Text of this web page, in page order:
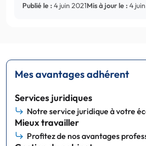
Publié le : 4 juin 2021Mis à jour le : 4
Mes avantages adhérent
Services juridiques
Notre service juridique à votre
Mieux travailler
Profitez de nos avantages